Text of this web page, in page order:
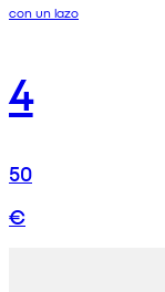
con un lazo
4
50
€